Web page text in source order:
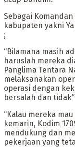
Sebagai
kabupaten yakni
;
“Bilamana masih
haruslah mereka
Panglima Tentara
melaksanakan
operasi dengan
bersalah dan tidak”
“Kalau mereka
kemarin, Kodim
mendukung dan
pekerjaan yang